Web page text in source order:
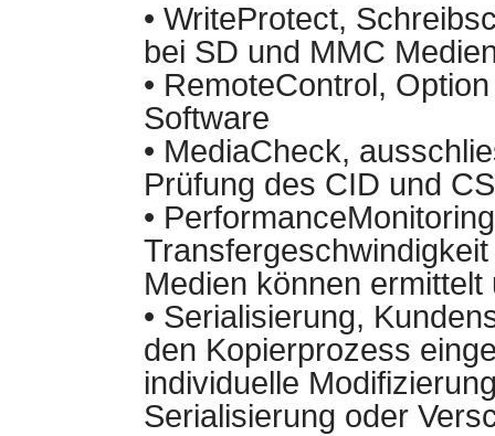
• WriteProtect,
bei SD und MMC
• RemoteControl,
Software
• MediaCheck,
Prüfung des CID und
•
Medien können
• Serialisierung,
den Kopierprozess
individuelle
Serialisierung oder